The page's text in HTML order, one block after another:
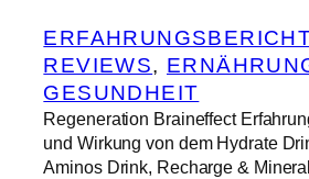
REVIEWS,
GESUNDHEIT
Regeneration Braineffect
und Wirkung von dem Hydrate
Aminos Drink, Recharge &